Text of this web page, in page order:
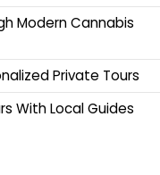
Modern Cannabis
Private Tours
With Local Guides